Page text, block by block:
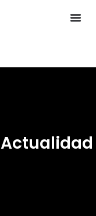
Actualidad